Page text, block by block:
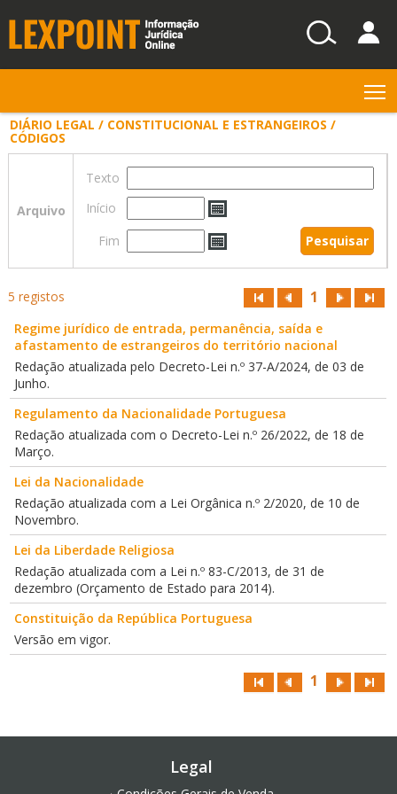
DIÁRIO LEGAL / CONSTITUCIONAL E ESTRANGEIROS /
CÓDIGOS
Arquivo
Texto
Início
Fim
5 registos 1
Regime jurídico de entrada, permanência, saída e
afastamento de estrangeiros do território nacional
Redação atualizada pelo Decreto-Lei n.º 37-A/2024, de 03 de
Junho.
Regulamento da Nacionalidade Portuguesa
Redação atualizada com o Decreto-Lei n.º 26/2022, de 18 de
Março.
Lei da Nacionalidade
Redação atualizada com a Lei Orgânica n.º 2/2020, de 10 de
Novembro.
Lei da Liberdade Religiosa
Redação atualizada com a Lei n.º 83-C/2013, de 31 de
dezembro (Orçamento de Estado para 2014).
Constituição da República Portuguesa
Versão em vigor.
1
Legal